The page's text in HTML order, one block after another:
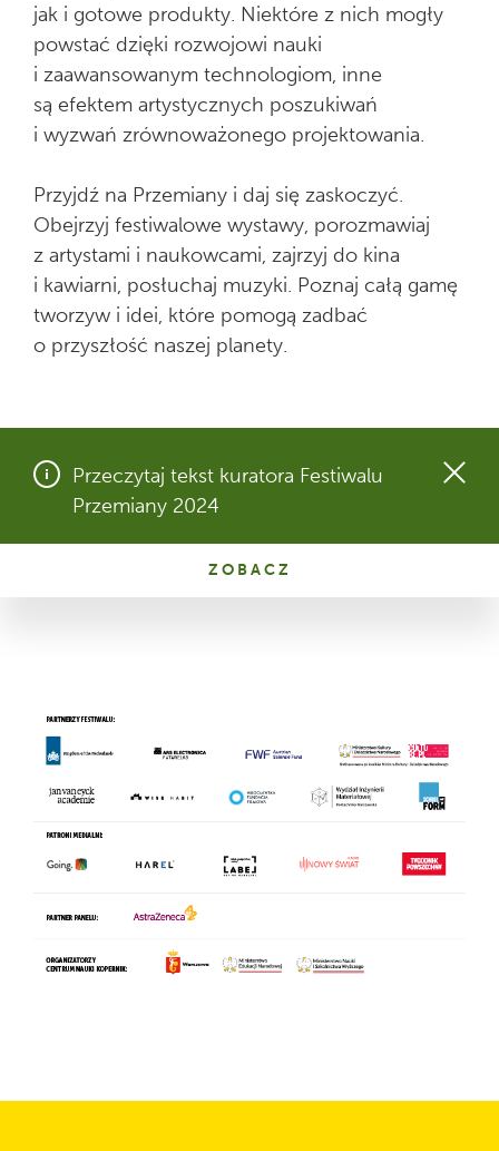
jak i gotowe produkty. Niektóre z nich mogły
powstać dzięki rozwojowi nauki
i zaawansowanym technologiom, inne
są efektem artystycznych poszukiwań
i wyzwań zrównoważonego projektowania.
Przyjdź na Przemiany i daj się zaskoczyć.
Obejrzyj festiwalowe wystawy, porozmawiaj
z artystami i naukowcami, zajrzyj do kina
i kawiarni, posłuchaj muzyki. Poznaj całą gamę
tworzyw i idei, które pomogą zadbać
o przyszłość naszej planety.
Przeczytaj tekst kuratora Festiwalu
Przemiany 2024
ZOBACZ